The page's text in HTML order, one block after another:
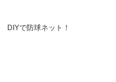
で防球ネット！